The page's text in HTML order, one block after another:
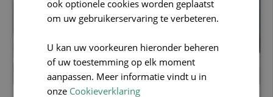
ook optionele cookies worden geplaatst
om uw gebruikerservaring te verbeteren.
U kan uw voorkeuren hieronder beheren
of uw toestemming op elk moment
aanpassen. Meer informatie vindt u in
onze Cookieverklaring